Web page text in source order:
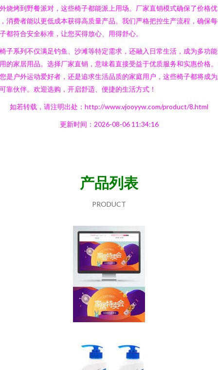
烧烤到野餐派对，这些椅子都能派上用场。厂家直销模式确保了价格优
消费者能以更低成本获得高质量产品。我们严格把控生产流程，确保
都符合安全标准，让您买得放心、用得舒心。
子系列不仅满足钓鱼、沙滩等特定需求，还融入日常生活，成为多功
的家居用品。选择厂家直销，意味着直接受益于优质服务和实惠价格
是户外运动爱好者，还是追求生活品质的家庭用户，这些椅子都将成
靠伙伴。欢迎选购，开启舒适、便捷的生活方式！
如若转载，请注明出处：http://www.vjooyyw.com/product/8.html
更新时间：2026-08-06 11:34:16
产品列表
PRODUCT